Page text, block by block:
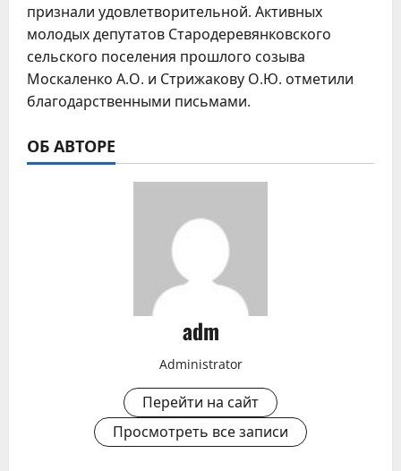
признали удовлетворительной. Активных
молодых депутатов Стародеревянковского
сельского поселения прошлого созыва
Москаленко А.О. и Стрижакову О.Ю. отметили
благодарственными письмами.
ОБ АВТОРЕ
adm
Administrator
Перейти на сайт
Просмотреть все записи